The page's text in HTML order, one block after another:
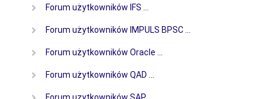
Forum użytkowników IFS …
Forum użytkowników IMPULS BPSC …
Forum użytkowników Oracle …
Forum użytkowników QAD …